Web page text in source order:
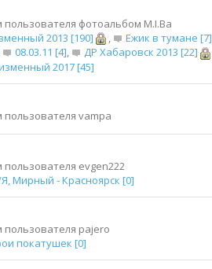
фотоальбом M.I.Bа
2013 [190] , Ежик в тумане [7]
08.03.11 [4], ДР Хабаровск 2013 [22]
2017 [45]
vampa
evgen222
Мирный - Красноярск [0]
pajero
покатушек [0]